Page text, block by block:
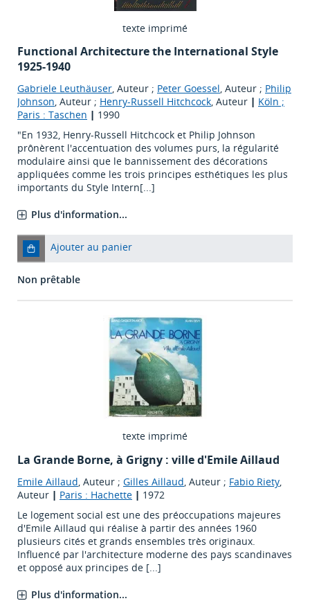
texte imprimé
Functional Architecture the International Style
1925-1940
Gabriele Leuthäuser, Auteur ; Peter Goessel, Auteur ; Philip
Johnson, Auteur ; Henry-Russell Hitchcock, Auteur | Köln ;
Paris : Taschen | 1990
"En 1932, Henry-Russell Hitchcock et Philip Johnson
prônèrent l'accentuation des volumes purs, la régularité
modulaire ainsi que le bannissement des décorations
appliquées comme les trois principes esthétiques les plus
importants du Style Intern[...]
Plus d'information...
Ajouter au panier
Non prêtable
texte imprimé
La Grande Borne, à Grigny : ville d'Emile Aillaud
Emile Aillaud, Auteur ; Gilles Aillaud, Auteur ; Fabio Riety,
Auteur | Paris : Hachette | 1972
Le logement social est une des préoccupations majeures
d'Emile Aillaud qui réalise à partir des années 1960
plusieurs cités et grands ensembles très originaux.
Influencé par l'architecture moderne des pays scandinaves
et opposé aux principes de [...]
Plus d'information...